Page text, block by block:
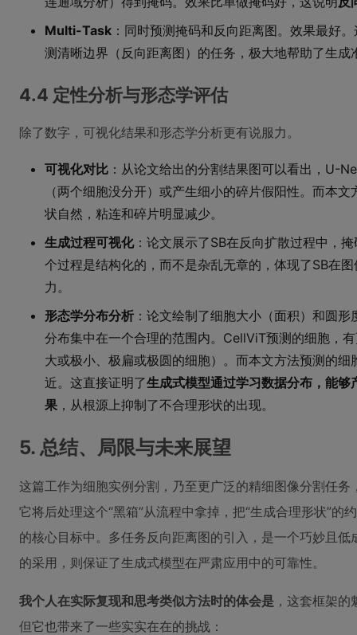
Multi-Task ：同时预测掩码和反向距离图。效果最好
测清晰边界（反向距离图）的任务，极大地帮助了生成
4.4 定性分析与形态学评估
除了数字，可视化结果和形态学分析更有说服力。
可视化对比 ：从论文给出的分割结果图可以看出，U-
（两个细胞没分开）或产生细小的碎片假阳性。而本
状自然，粘连和碎片明显减少。
生成过程可视化：论文展示了SB在反向扩散过程中，
个过程是结构化的，而不是杂乱无章的，体现了SB在
力。
形态学分布分析 ：论文绘制了细胞大小（面积）和圆
分布集中在一个合理的范围内。CellViT预测的细胞，
大或极小、极扁或极圆的细胞）。而本文方法预测的
近。这直接证明了生成式模型通过学习数据分布，能
果 ，从根源上抑制了不合理形状的出现。
5. 总结、局限与未来展望
这篇工作为细胞实例分割，乃至更广泛的精细图像分割任
它将后处理这个“黑箱”从流程中拿掉，把“生成合理形状”的
的核心目标中。多任务反向距离图的引入，是一个巧妙且
的采用，则保证了生成式模型在严肃应用中的可靠性。
我个人在实际复现和思考类似方法时的体会是 ，这套框架
但它也带来了一些实实在在的挑战：